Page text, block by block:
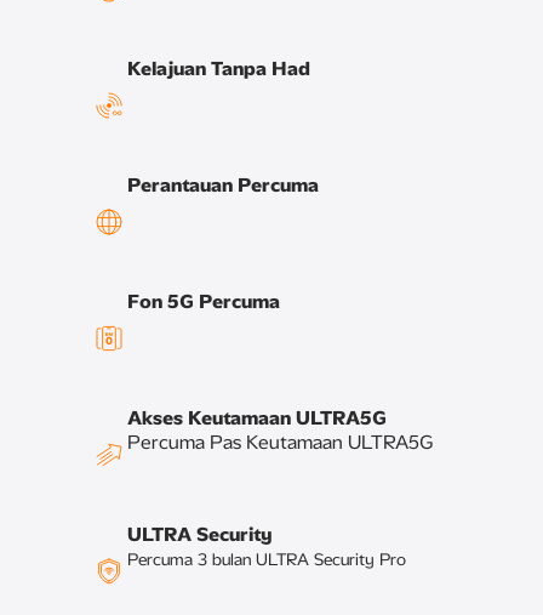
Kelajuan Tanpa Had
Perantauan Percuma
Fon 5G Percuma
Akses Keutamaan ULTRA5G
Percuma Pas Keutamaan ULTRA5G
ULTRA Security
Percuma 3 bulan ULTRA Security Pro